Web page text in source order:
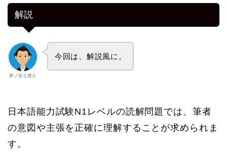
解説
夢ノ富士雅久
今回は、解説風に。
日本語能力試験N1レベルの読解問題では、筆者
の意図や主張を正確に理解することが求められま
す。